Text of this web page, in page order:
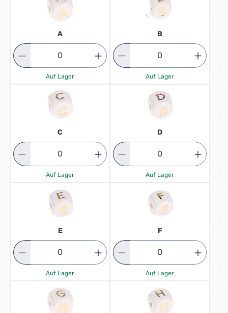
A
Auf Lager
B
Auf Lager
C
Auf Lager
D
Auf Lager
E
Auf Lager
F
Auf Lager